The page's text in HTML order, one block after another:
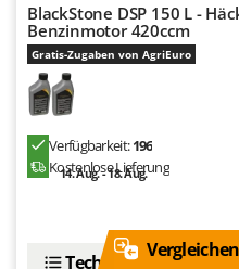
BlackStone DSP 150 L -
Benzinmotor 420ccm
Gratis-Zugaben von AgriEuro
Verfügbarkeit:196
Kostenlose Lieferung
14. Aug. - 18. Aug.
Technische Daten